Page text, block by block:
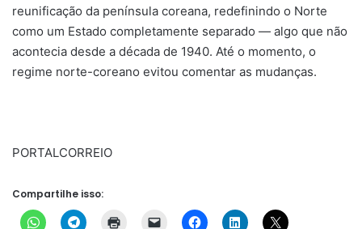
reunificação da península coreana, redefinindo o Norte
como um Estado completamente separado — algo que não
acontecia desde a década de 1940. Até o momento, o
regime norte-coreano evitou comentar as mudanças.
PORTALCORREIO
Compartilhe isso: